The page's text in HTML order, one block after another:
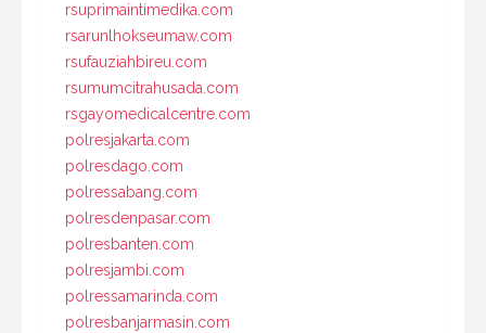
rsuprimaintimedika.com
rsarunlhokseumaw.com
rsufauziahbireu.com
rsumumcitrahusada.com
rsgayomedicalcentre.com
polresjakarta.com
polresdago.com
polressabang.com
polresdenpasar.com
polresbanten.com
polresjambi.com
polressamarinda.com
polresbanjarmasin.com